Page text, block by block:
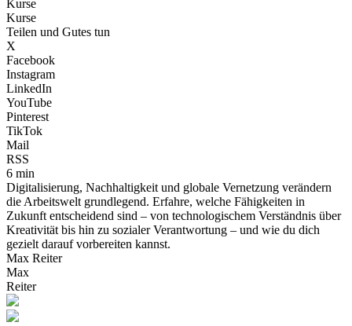
Kurse
Kurse
Teilen und Gutes tun
X
Facebook
Instagram
LinkedIn
YouTube
Pinterest
TikTok
Mail
RSS
6 min
Digitalisierung, Nachhaltigkeit und globale Vernetzung verändern
die Arbeitswelt grundlegend. Erfahre, welche Fähigkeiten in
Zukunft entscheidend sind – von technologischem Verständnis über
Kreativität bis hin zu sozialer Verantwortung – und wie du dich
gezielt darauf vorbereiten kannst.
Max Reiter
Max
Reiter